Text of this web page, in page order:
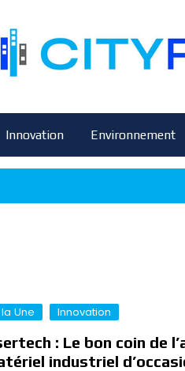
Innovation Environnement
Une Innovation
: Le bon coin de
industriel